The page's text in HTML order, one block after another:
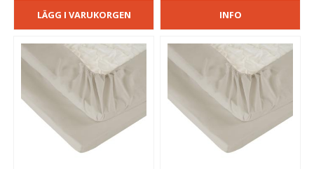
LÄGG I VARUKORGEN INFO